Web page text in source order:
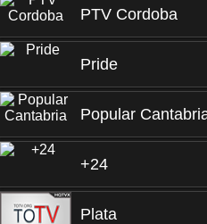
PTV Cordoba
Pride
Popular
+24
Plata